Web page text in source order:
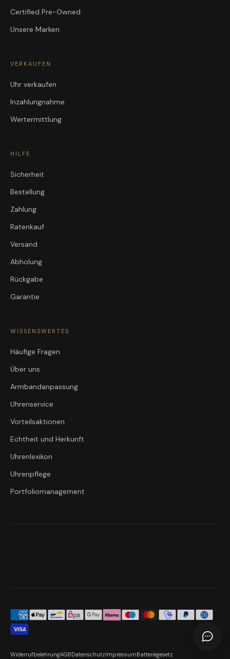
Certified Pre-Owned
Unsere Marken
VERKAUFEN
Uhr verkaufen
Inzahlungnahme
Wertermittlung
HILFE
Sicherheit
Bestellung
Zahlung
Ratenkauf
Versand
Abholung
Rückgabe
Garantie
WISSENSWERTES
Häufige Fragen
Über uns
Armbandanpassung
Uhrenservice
Vorteilsaktionen
Echtheit und Herkunft
Uhrenlexikon
Uhrenpflege
Portfoliomanagement
WiderrufbelehrungAGBDatenschutzImpressumBatteriegesetz